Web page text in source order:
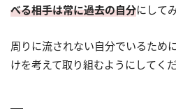
べる相手は常に過去の自分にして
周りに流されない自分でいるため
けを考えて取り組むようにしてくだ